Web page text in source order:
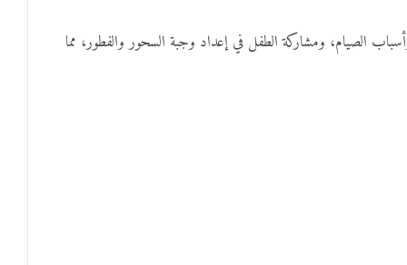
الصيام، ومشاركة الطفل في إعداد وجبة السحور والفطور، مما